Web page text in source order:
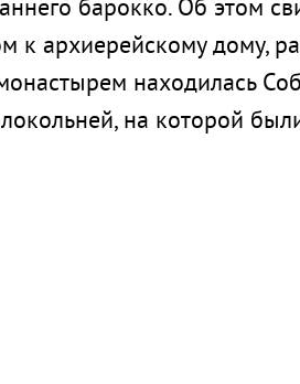
барокко. Об этом
к архиерейскому дому,
находилась
на которой